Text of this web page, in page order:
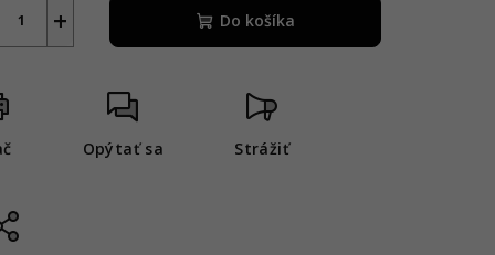
+ Do košíka
Opýtať sa Strážiť